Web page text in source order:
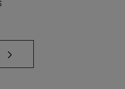
TAB para desplazarse.